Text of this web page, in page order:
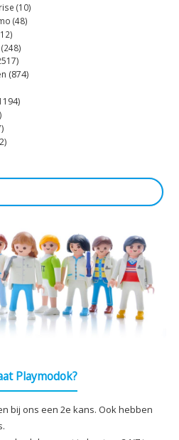
(10)
(48)
(248)
(874)
Playmodok?
bij ons een 2e kans. Ook hebben